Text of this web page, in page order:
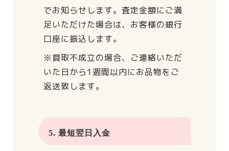
でお知らせします。 査定金額にご満
足いただけた場合は、 お客様の銀行
口座に振込します。
※買取不成立の場合、 ご連絡いただ
いた日から1週間以内にお品物をご
返送致します。
5. 最短翌日入金